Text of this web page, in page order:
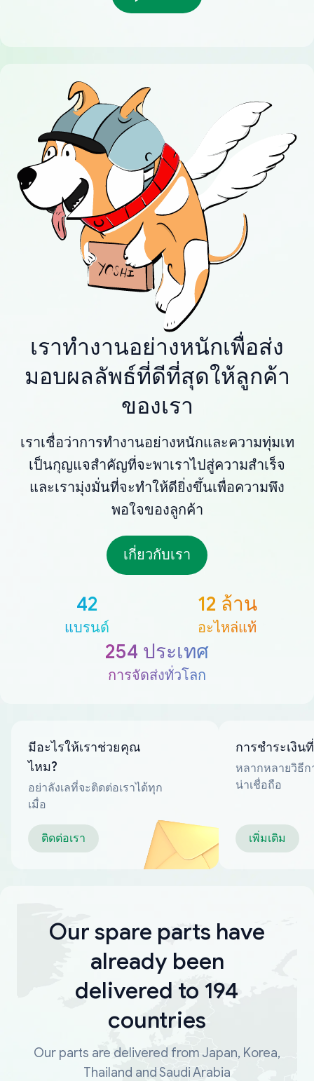
เราทำงานอย่างหนักเพื่อส่ง
มอบผลลัพธ์ที่ดีที่สุดให้ลูกค้า
ของเรา
เราเชื่อว่าการทำงานอย่างหนักและความทุ่มเท
เป็นกุญแจสำคัญที่จะพาเราไปสู่ความสำเร็จ
และเรามุ่งมั่นที่จะทำให้ดียิ่งขึ้นเพื่อความพึง
พอใจของลูกค้า
เกี่ยวกับเรา
42
แบรนด์
12 ล้าน
อะไหล่แท้
254 ประเทศ
การจัดส่งทั่วโลก
มีอะไรให้เราช่วยคุณ
ไหม?
อย่าลังเลที่จะติดต่อเราได้ทุก
เมื่อ
ติดต่อเรา
การชำระเงิน
หลากหลายวิธีก
น่าเชื่อถือ
เพิ่มเติม
Our spare parts have
already been
delivered to 194
countries
Our parts are delivered from Japan, Korea,
Thailand and Saudi Arabia